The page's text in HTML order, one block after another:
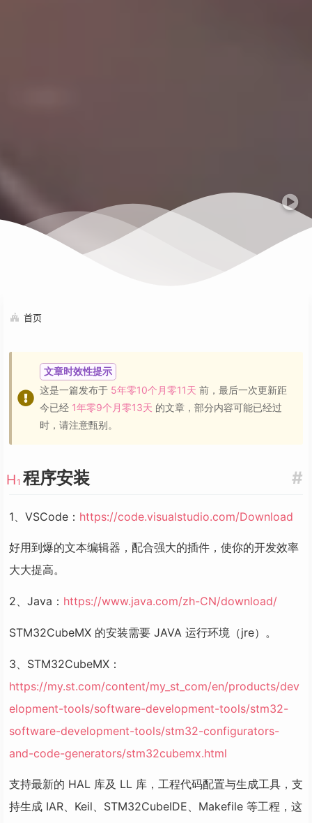
首页
文章时效性提示
这是一篇发布于 5年零10个月零11天 前，最后一次更新距
今已经 1年零9个月零13天 的文章，部分内容可能已经过
时，请注意甄别。
#
程序安装
1、VSCode： https://code.visualstudio.com/Download
好用到爆的文本编辑器，配合强大的插件，使你的开发效率
大大提高。
2、Java： https://www.java.com/zh-CN/download/
STM32CubeMX 的安装需要 JAVA 运行环境（jre）。
3、STM32CubeMX：
https://my.st.com/content/my_st_com/en/products/dev
elopment-tools/software-development-tools/stm32-
software-development-tools/stm32-configurators-
and-code-generators/stm32cubemx.html
支持最新的 HAL 库及 LL 库，工程代码配置与生成工具，支
持生成 IAR、Keil、STM32CubeIDE、Makefile 等工程，这